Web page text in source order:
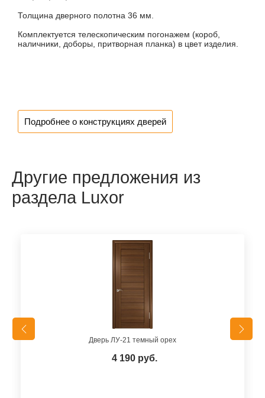
Толщина дверного полотна 36 мм.
Комплектуется телескопическим погонажем (короб,
наличники, доборы, притворная планка) в цвет изделия.
Подробнее о конструкциях дверей
Другие предложения из
раздела Luxor
Дверь ЛУ-21 темный орех
4 190 руб.